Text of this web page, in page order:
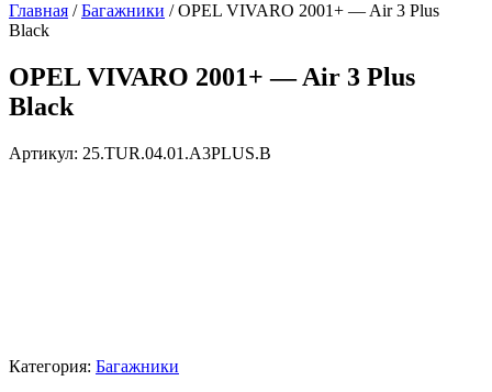
Главная /Багажники / OPEL VIVARO 2001+ — Air 3 Plus
Black
OPEL VIVARO 2001+ — Air 3 Plus
Black
Артикул: 25.TUR.04.01.A3PLUS.B
Категория: Багажники